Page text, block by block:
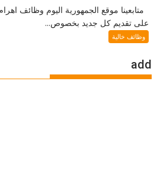
متابعينا موقع الجمهورية اليوم وظائف
على تقديم كل جديد بخصوص...
وظائف خالية
add